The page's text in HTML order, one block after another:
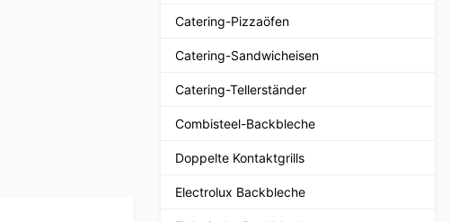
Catering-Pizzaöfen
Catering-Sandwicheisen
Catering-Tellerständer
Combisteel-Backbleche
Doppelte Kontaktgrills
Electrolux Backbleche